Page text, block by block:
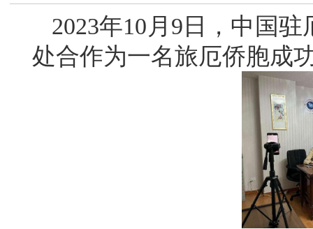
2023年10月9日，中国
处合作为一名旅厄侨胞成